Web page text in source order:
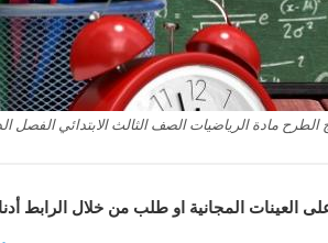
مادة الرياضيات الصف الثالث الابتدائي الفصل الدراسي
العينات المجانية او طلب من خلال الرابط